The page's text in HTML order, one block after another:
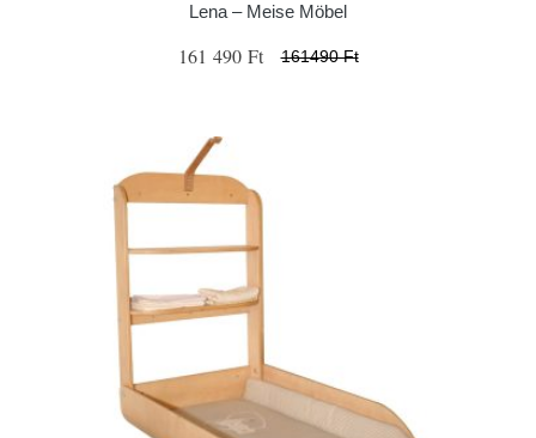
Lena – Meise Möbel
161 490 Ft 161490 Ft